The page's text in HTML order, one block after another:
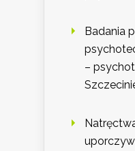
Badania
–